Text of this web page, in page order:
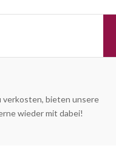
verkosten, bieten unsere
wieder mit dabei!